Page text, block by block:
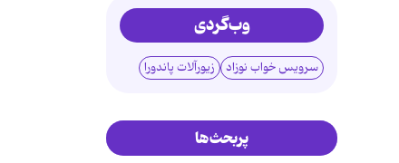
وب‌گردی
سرویس خواب نوزاد زیورآلات پاندورا
پربحث‌ها